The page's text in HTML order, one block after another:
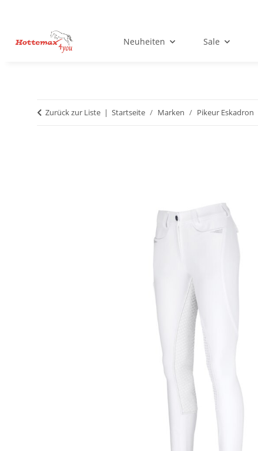
Neuheiten Sale
Zurück zur Liste Startseite Marken Pikeur Eskadron